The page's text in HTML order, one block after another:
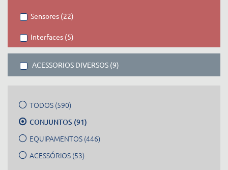
Sensores (22)
Interfaces (5)
ACESSORIOS DIVERSOS (9)
TODOS (590)
CONJUNTOS (91)
EQUIPAMENTOS (446)
ACESSÓRIOS (53)